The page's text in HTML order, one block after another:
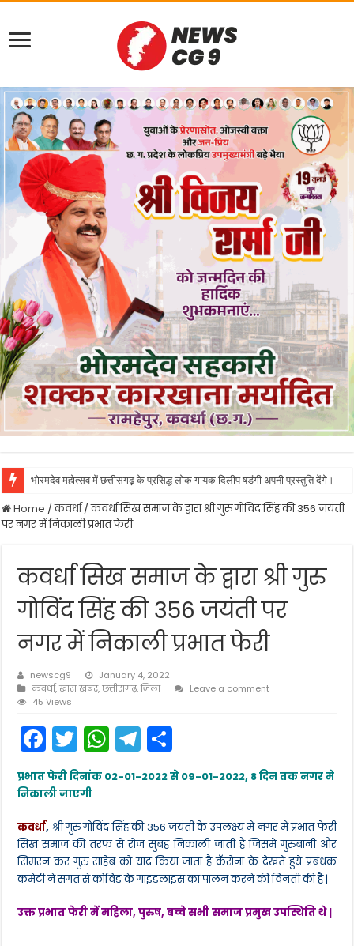
भोरमदेव महोत्सव में छत्तीसगढ़ के प्रसिद्ध लोक गायक दिलीप षडंगी अपनी प्रस्तुति देंगे।
Home /कवर्धा/कवर्धा सिख समाज के द्वारा श्री गुरु गोविंद सिंह की 356 जयंती
पर नगर में निकाली प्रभात फेरी
कवर्धा सिख समाज के द्वारा श्री गुरु
गोविंद सिंह की 356 जयंती पर
नगर में निकाली प्रभात फेरी
newscg9
January 4, 2022
कवर्धा,खास खबर,छत्तीसगढ़,जिला
Leave a comment
45 Views
F
a
c
e
b
o
o
k
T
w
itt
er
W
h
a
ts
A
p
p
T
el
e
gr
a
m
h
ar
e
प्रभात फेरी दिनांक 02-01-2022 से 09-01-2022, 8 दिन तक नगर मे
निकाली जाएगी
कवर्धा, श्री गुरु गोविंद सिंह की 356 जयंती के उपलक्ष्य में नगर में प्रभात फेरी
सिख समाज की तरफ से रोज सुबह निकाली जाती है जिसमे गुरुबानी और
सिमरन कर गुरु साहेब को याद किया जाता है कॅरोना के देखते हुये प्रबंधक
कमेटी ने संगत से कोविड के गाइडलाइंस का पालन करने की विनती की है |
उक्त प्रभात फेरी में महिला, पुरुष, बच्चे सभी समाज प्रमुख उपस्थिति थे |